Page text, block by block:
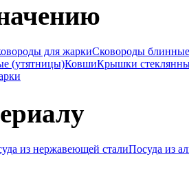
для жаркиСковороды блинные
(утятницы)КовшиКрышки
из нержавеющей сталиПосуда из